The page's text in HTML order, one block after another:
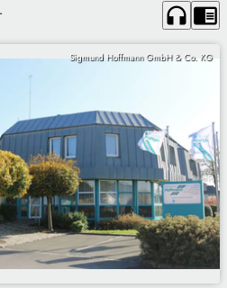
headphones chrome_reader_mode
Sigmund Hoffmann GmbH & Co. KG